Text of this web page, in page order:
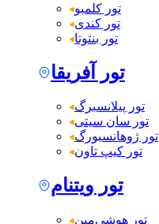
تور کلمبو
تور کندی
تور بنتوتا
تور آفریقا
تور پیلانسبرگ
تور سان سیتی
تور ژوهانسبورگ
تور کیپ تاون
تور ویتنام
تور هوشی‌مین